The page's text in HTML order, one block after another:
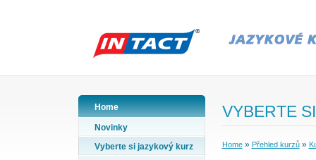
Home
Novinky
Vyberte si jazykový kurz
VYBERTE
Home» Přehled kurzů»